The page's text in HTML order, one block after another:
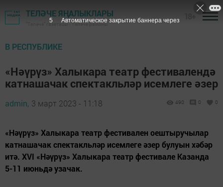
ТЕЛӘЧЕ ЯҢАЛЫКЛАРЫ
"Теләче" газетасы - Теләче районы
В РЕСПУБЛИКЕ
«Нәүрүз» Халыкара театр фестивалендә
катнашачак спектакльләр исемлеге әзер
admin, 3 март 2023 - 11:18 490 0 0
«Нәүрүз» Халыкара театр фестивален оештыручылар
катнашачак спектакльләр исемлеге әзер булуын хәбәр
итә. XVI «Нәүрүз» Халыкара театр фестивале Казанда
5-11 июньдә узачак.
4 Автоматическое закрытие баннера через